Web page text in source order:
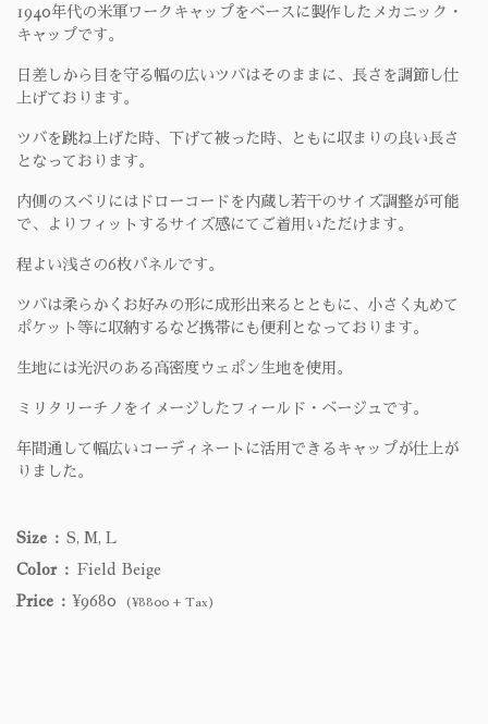
1940年代の米軍ワークキャップをベースに製作したメカニック・
キャップです。
日差しから目を守る幅の広いツバはそのままに、長さを調節し仕
上げております。
ツバを跳ね上げた時、下げて被った時、ともに収まりの良い長さ
となっております。
内側のスベリにはドローコードを内蔵し若干のサイズ調整が可能
で、よりフィットするサイズ感にてご着用いただけます。
程よい浅さの6枚パネルです。
ツバは柔らかくお好みの形に成形出来るとともに、小さく丸めて
ポケット等に収納するなど携帯にも便利となっております。
生地には光沢のある高密度ウェポン生地を使用。
ミリタリーチノをイメージしたフィールド・ベージュです。
年間通して幅広いコーディネートに活用できるキャップが仕上が
りました。
Size
S, M, L
Color
Field Beige
Price
¥9680 (¥8800 + Tax)